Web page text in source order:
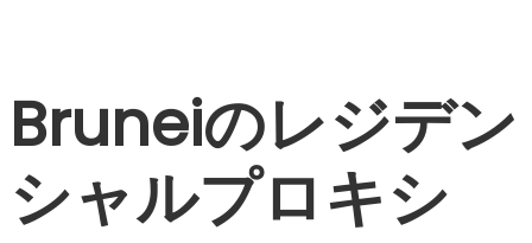
Bruneiのレジデン
シャルプロキシ